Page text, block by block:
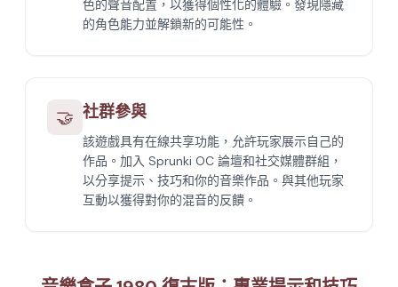
色的聲音配置，以獲得個性化的體驗。發現隱藏
的角色能力並解鎖新的可能性。
🤝 社群參與
該遊戲具有在線共享功能，允許玩家展示自己的
作品。加入 Sprunki OC 論壇和社交媒體群組，
以分享提示、技巧和你的音樂作品。與其他玩家
互動以獲得對你的混音的反饋。